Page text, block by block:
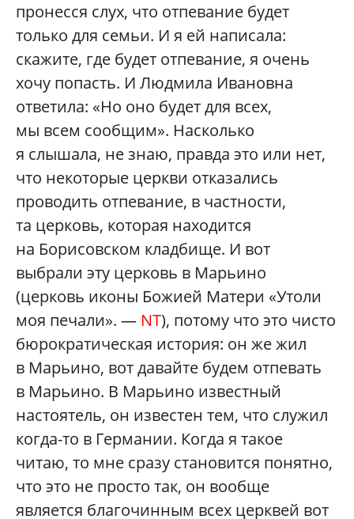
пронесся слух, что отпевание будет
только для семьи. И я ей написала:
скажите, где будет отпевание, я очень
хочу попасть. И Людмила Ивановна
ответила: «Но оно будет для всех,
мы всем сообщим». Насколько
я слышала, не знаю, правда это или нет,
что некоторые церкви отказались
проводить отпевание, в частности,
та церковь, которая находится
на Борисовском кладбище. И вот
выбрали эту церковь в Марьино
(церковь иконы Божией Матери «Утоли
моя печали». — NT), потому что это чисто
бюрократическая история: он же жил
в Марьино, вот давайте будем отпевать
в Марьино. В Марьино известный
настоятель, он известен тем, что служил
когда-то в Германии. Когда я такое
читаю, то мне сразу становится понятно,
что это не просто так, он вообще
является благочинным всех церквей вот